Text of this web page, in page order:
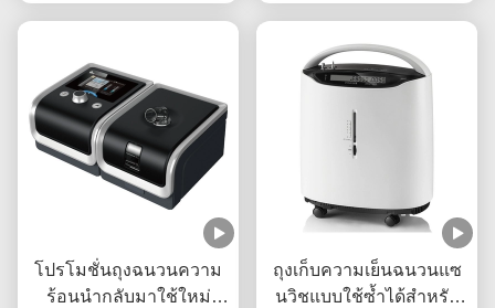
โปรโมชั่นถุงฉนวนความ
ร้อนนำกลับมาใช้ใหม่
ถุงเก็บความเย็นฉนวนแซ
นวิชแบบใช้ซ้ำได้สำหรับ